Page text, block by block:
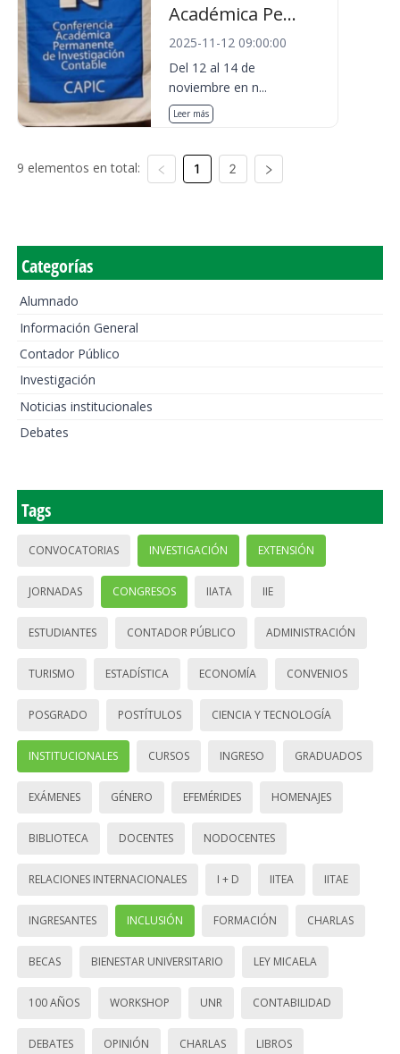
Académica Pe...
2025-11-12 09:00:00
Del 12 al 14 de
noviembre en n...
Leer más
9 elementos en total: 1 2
Categorías
Alumnado
Información General
Contador Público
Investigación
Noticias institucionales
Debates
Tags
CONVOCATORIAS INVESTIGACIÓN EXTENSIÓN
JORNADAS CONGRESOS IIATA IIE
ESTUDIANTES CONTADOR PÚBLICO ADMINISTRACIÓN
TURISMO ESTADÍSTICA ECONOMÍA CONVENIOS
POSGRADO POSTÍTULOS CIENCIA Y TECNOLOGÍA
INSTITUCIONALES CURSOS INGRESO GRADUADOS
EXÁMENES GÉNERO EFEMÉRIDES HOMENAJES
BIBLIOTECA DOCENTES NODOCENTES
RELACIONES INTERNACIONALES I + D IITEA IITAE
INGRESANTES INCLUSIÓN FORMACIÓN CHARLAS
BECAS BIENESTAR UNIVERSITARIO LEY MICAELA
100 AÑOS WORKSHOP UNR CONTABILIDAD
DEBATES OPINIÓN CHARLAS LIBROS